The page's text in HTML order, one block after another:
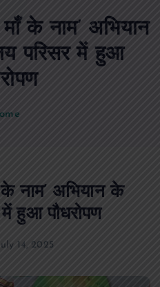
के नाम’ अभियान
परिसर में हुआ
नाम’ अभियान के
हुआ पौधरोपण
July 14, 2025